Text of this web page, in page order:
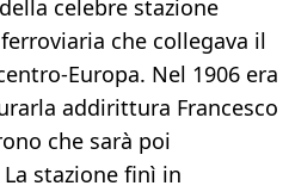
celebre stazione
che collegava il
Europa. Nel 1906 era
addirittura Francesco
che sarà poi
stazione finì in